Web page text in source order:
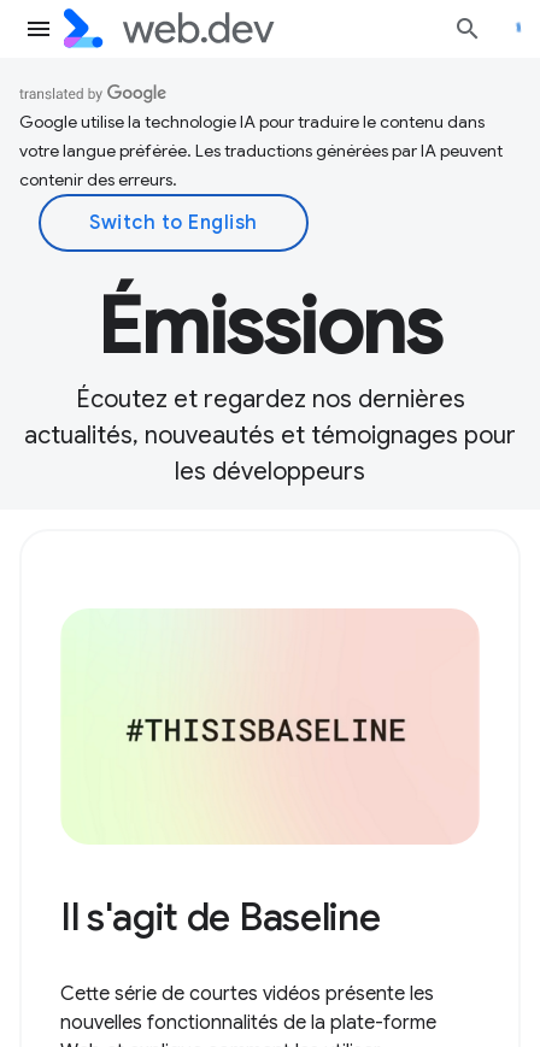
Google utilise la technologie IA pour traduire le contenu dans
votre langue préférée. Les traductions générées par IA peuvent
contenir des erreurs.
Émissions
Écoutez et regardez nos dernières
actualités, nouveautés et témoignages pour
les développeurs
Il s'agit de Baseline
Cette série de courtes vidéos présente les
nouvelles fonctionnalités de la plate-forme